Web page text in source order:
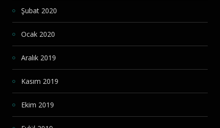
Şubat 2020
Ocak 2020
Aralık 2019
Kasım 2019
Ekim 2019